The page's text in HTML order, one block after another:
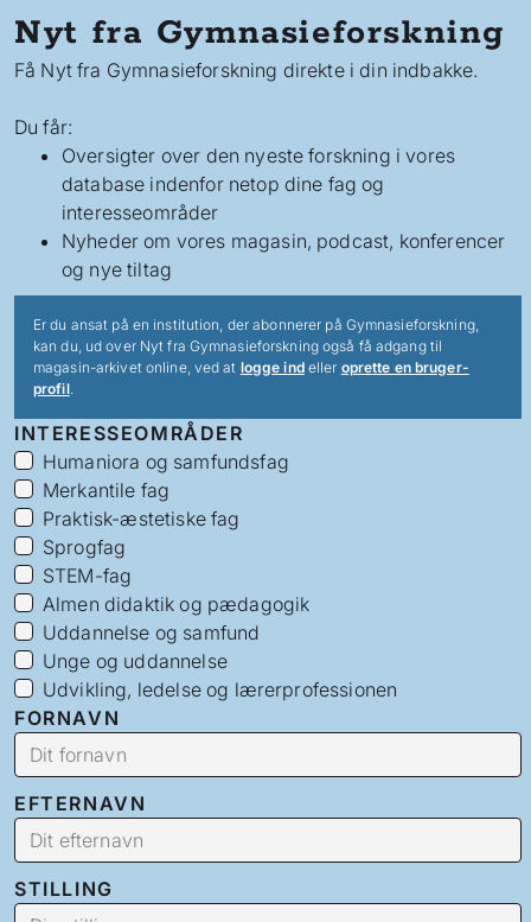
Nyt fra Gymnasieforskning
Få Nyt fra Gymnasieforskning direkte i din indbakke.
Du får:
Oversigter over den nyeste forskning i vores
database indenfor netop dine fag og
interesseområder
Nyheder om vores magasin, podcast, konferencer
og nye tiltag
Er du ansat på en institution, der abonnerer på Gymnasieforskning,
kan du, ud over Nyt fra Gymnasieforskning også få adgang til
magasin-arkivet online, ved at logge indeller oprette en bruger-
profil.
INTERESSEOMRÅDER
Humaniora og samfundsfag
Merkantile fag
Praktisk-æstetiske fag
Sprogfag
STEM-fag
Almen didaktik og pædagogik
Uddannelse og samfund
Unge og uddannelse
Udvikling, ledelse og lærerprofessionen
FORNAVN
EFTERNAVN
STILLING